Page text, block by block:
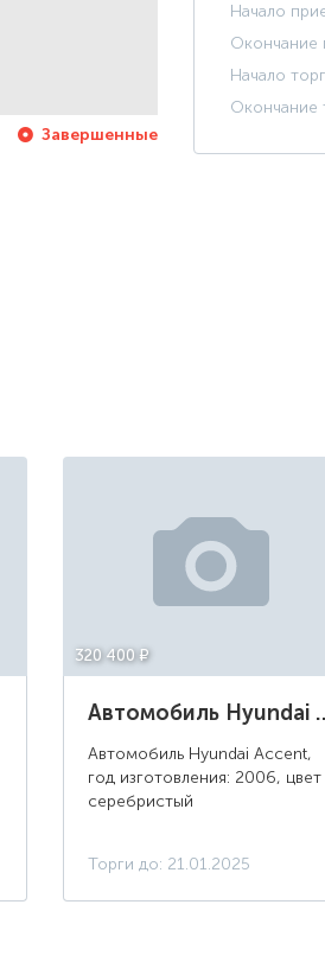
Завершенные
Начало
Окончание
Начало
Окончание
320 400 ¤
Автомобиль Hyundai
Автомобиль Hyundai Accent,
год изготовления: 2006, цвет
серебристый
Торги до: 21.01.2025